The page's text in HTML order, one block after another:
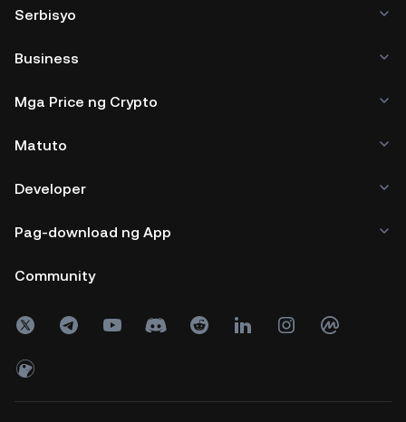
Serbisyo
Business
Mga Price ng Crypto
Matuto
Developer
Pag-download ng App
Community